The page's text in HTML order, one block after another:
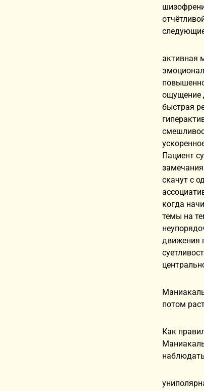
активная
ощущение
быстрая
Пациент
скачут с
когда
темы на
движения
потом
Как